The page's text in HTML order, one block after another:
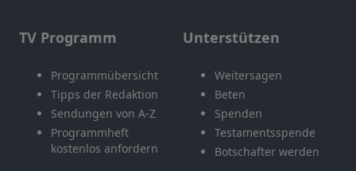
TV Programm
Programmübersicht
Tipps der Redaktion
Sendungen von A-Z
Programmheft
kostenlos anfordern
Unterstützen
Weitersagen
Beten
Spenden
Testamentsspende
Botschafter werden